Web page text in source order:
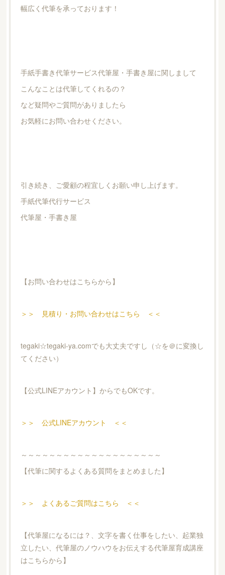
幅広く代筆を承っております！
手紙手書き代筆サービス代筆屋・手書き屋に関しまして
こんなことは代筆してくれるの？
など疑問やご質問がありましたら
お気軽にお問い合わせください。
引き続き、ご愛顧の程宜しくお願い申し上げます。
手紙代筆代行サービス
代筆屋・手書き屋
【お問い合わせはこちらから】
＞＞ 見積り・お問い合わせはこちら ＜＜
tegaki☆tegaki-ya.comでも大丈夫ですし（☆を＠に変換し
てください）
【公式LINEアカウント】からでもOKです。
＞＞ 公式LINEアカウント ＜＜
～～～～～～～～～～～～～～～～～～～～
【代筆に関するよくある質問をまとめました】
＞＞ よくあるご質問はこちら ＜＜
【代筆屋になるには？、文字を書く仕事をしたい、起業独
立したい、代筆屋のノウハウをお伝えする代筆屋育成講座
はこちらから】